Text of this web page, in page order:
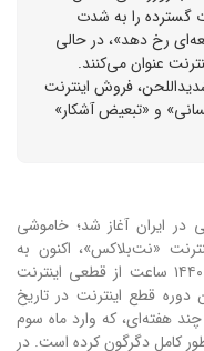
گسترده را به شدت
رخ دهد»، در حالی
عنوان می‌کنند.
فروش اینترنت
و «تبعیض آشکار»
در ایران آغاز شد؛ خاموشی
«نت‌بلاکس»، اکنون به
شصت و یکمین روز خود رسیده و بیش از ۱۴۴۰ ساعت از قطعی اینترنت
دوره قطع اینترنت در تاریخ
هفته‌ای، که وارد ماه سوم
کامل دگرگون کرده است. در